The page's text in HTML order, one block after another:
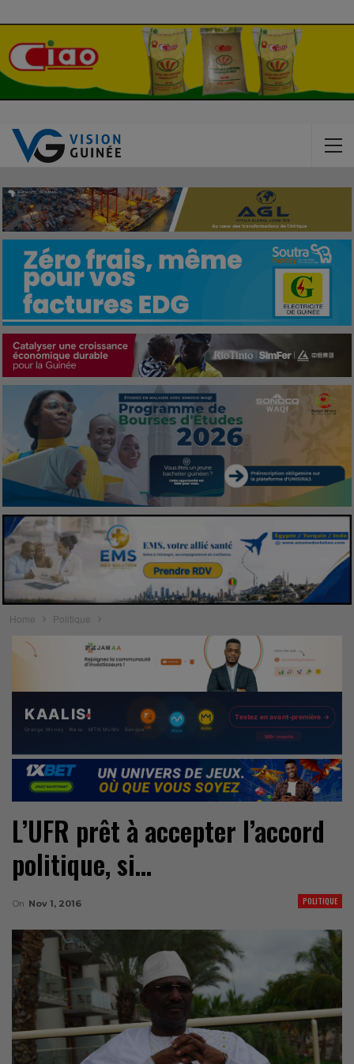
Home Politique
L’UFR prêt à accepter l’accord
politique, si…
POLITIQUE
On Nov 1, 2016